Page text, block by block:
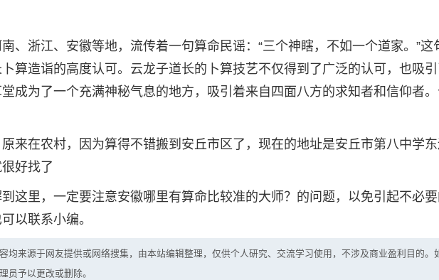
、浙江、安徽等地，流传着一句算命民谣：“三个神瞎，不如一个道家。”这
算造诣的高度认可。云龙子道长的卜算技艺不仅得到了广泛的认可，也吸
成为了一个充满神秘气息的地方，吸引着来自四面八方的求知者和信仰者
来在农村，因为算得不错搬到安丘市区了，现在的地址是安丘市第八中学
好找了
这里，一定要注意安徽哪里有算命比较准的大师？的问题，以免引起不必
以联系小编。
均来源于网友提供或网络搜集，由本站编辑整理，仅供个人研究、交流学习使用，不涉及商业盈利目的。
员予以更改或删除。